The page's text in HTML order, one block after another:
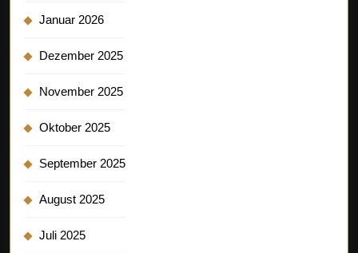
Januar 2026
Dezember 2025
November 2025
Oktober 2025
September 2025
August 2025
Juli 2025